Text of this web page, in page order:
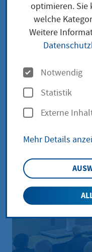
Ideen für
Beratungen
optimieren. Sie
welche
Weitere
O
p
t
i
e
n
Notwendig
Statistik
Externe
Mehr Details